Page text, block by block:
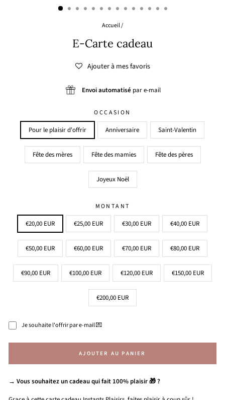
Accueil/
E-Carte cadeau
Ajouter à mes favoris
Envoi automatisé par e-mail
OCCASION
Pour le plaisir d'offrir Anniversaire Saint-Valentin
Fête des mères Fête des mamies Fête des pères
Joyeux Noël
MONTANT
€20,00 EUR €25,00 EUR €30,00 EUR €40,00 EUR
€50,00 EUR €60,00 EUR €70,00 EUR €80,00 EUR
€90,00 EUR €100,00 EUR €120,00 EUR €150,00 EUR
€200,00 EUR
Je souhaite l'offrir par e-mail 💌
AJOUTER AU PANIER
→ Vous souhaitez un cadeau qui fait 100% plaisir 🎁 ?